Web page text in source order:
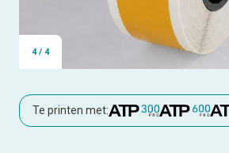
4/ 4
Te printen met: